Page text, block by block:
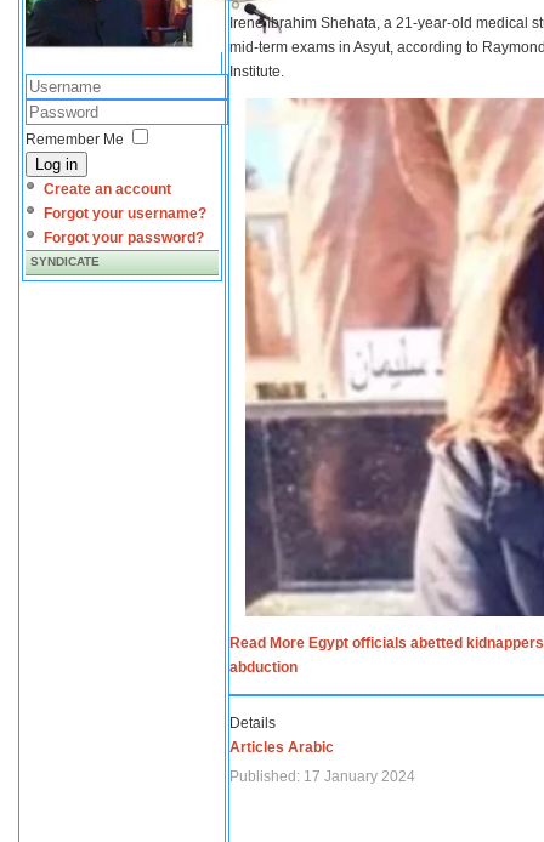
Remember Me
Log in
Create an account
Forgot your username?
Forgot your password?
SYNDICATE
Irene Ibrahim Shehata, a 21-year-old medical
mid-term exams in Asyut, according to
Institute.
Read More Egypt officials abetted
abduction
Details
Articles Arabic
Published: 17 January 2024